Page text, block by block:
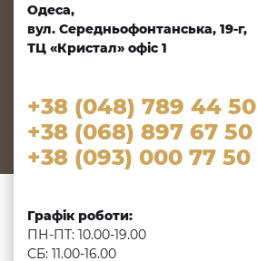
Одеса,
вул. Середньофонтанська, 19-г,
ТЦ «Кристал» офіс 1
+38 (048) 789 44 50
+38 (068) 897 67 50
+38 (093) 000 77 50
Графік роботи:
ПН-ПТ: 10.00-19.00
СБ: 11.00-16.00